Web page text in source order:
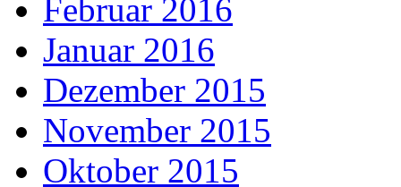
Februar 2016
Januar 2016
Dezember 2015
November 2015
Oktober 2015